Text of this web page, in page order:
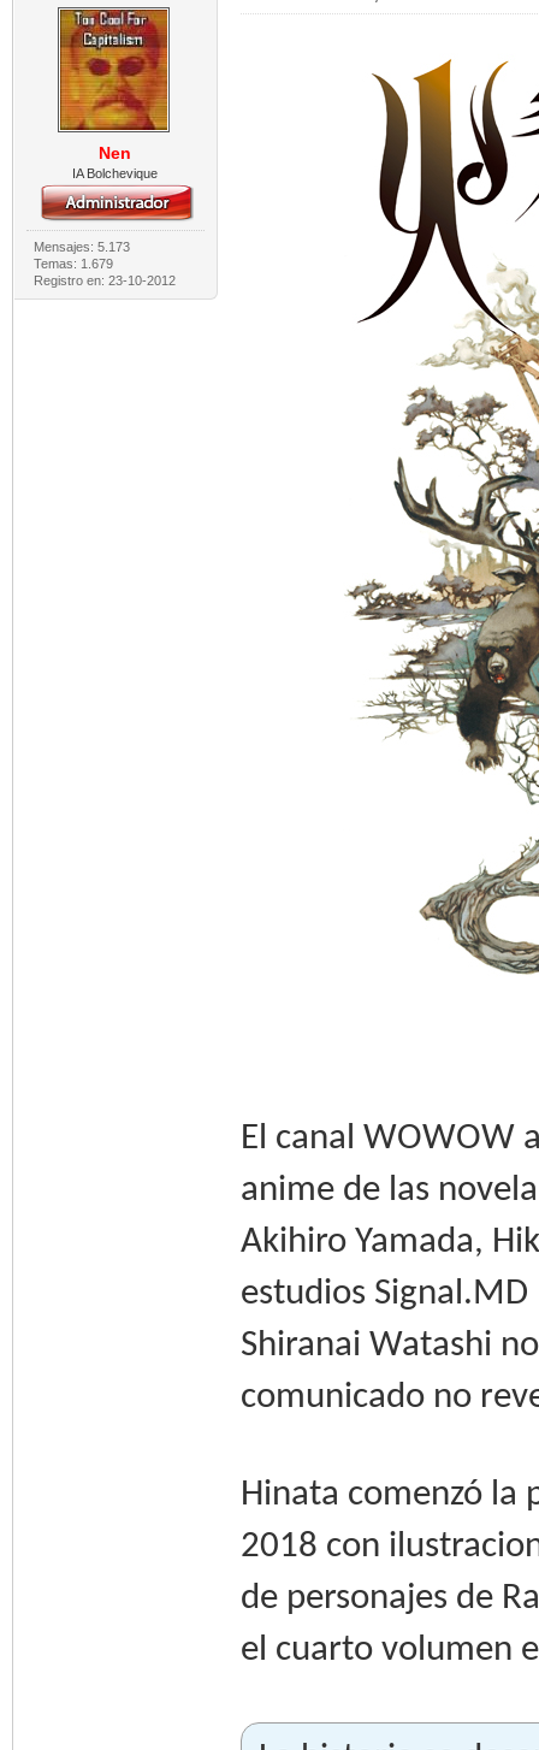
Nen
IA Bolchevique
Mensajes: 5.173
Temas: 1.679
Registro en: 23-10-2012
El canal WOWOW
anime de las
Akihiro Yamada,
estudios
Shiranai Watashi
comunicado no
Hinata comenzó la
2018 con
de personajes de
el cuarto volumen